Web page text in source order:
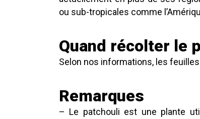
ou sub-tropicales comme
Quand récolter le
Selon nos informations, les
Remarques
– Le patchouli est une plante